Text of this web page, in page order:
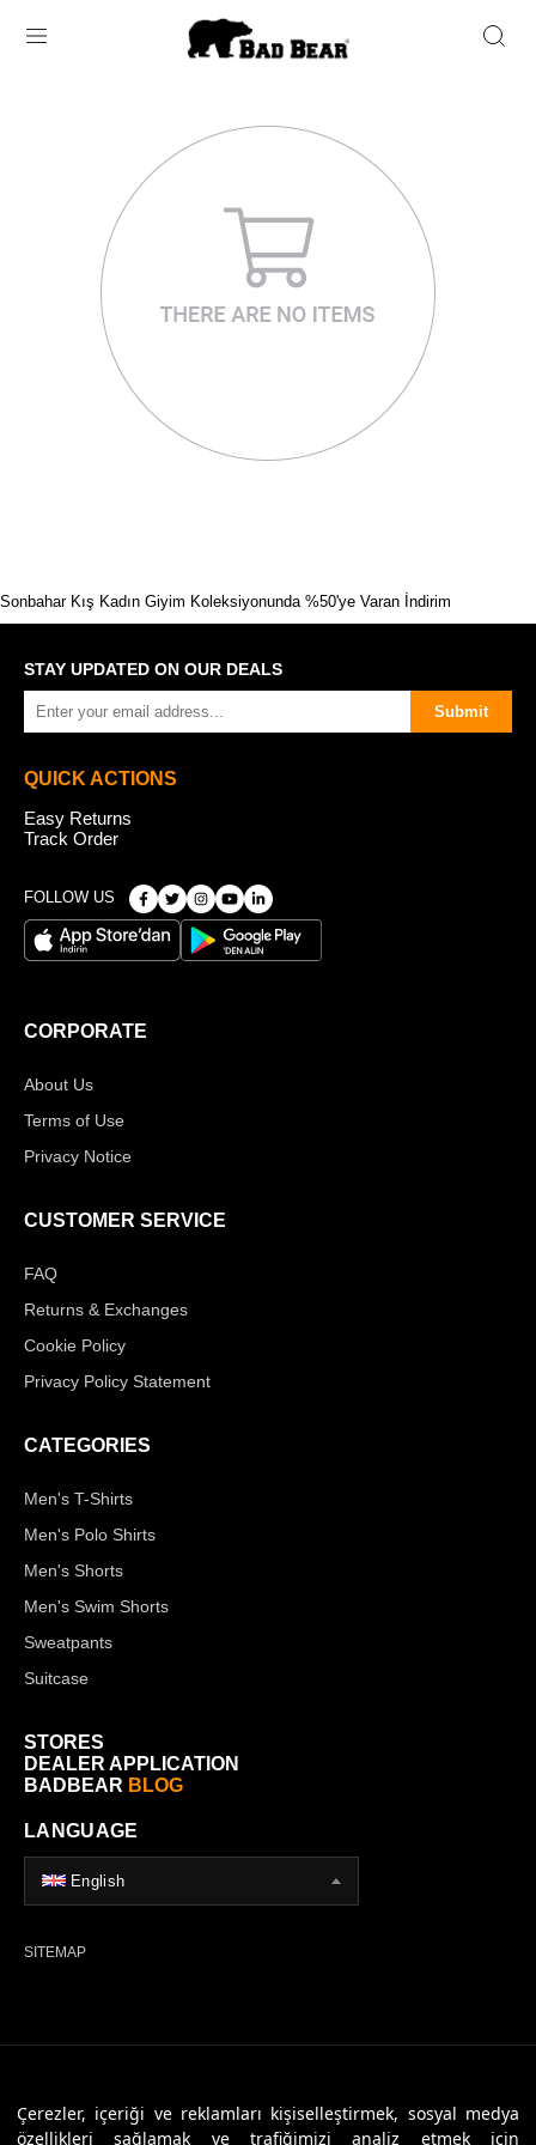
Çerezler, içeriği ve reklamları kişiselleştirmek, sosyal medya
özellikleri sağlamak ve trafiğimizi analiz etmek için
Sonbahar Kış Kadın Giyim Koleksiyonunda %50'ye Varan İndirim
STAY UPDATED ON OUR DEALS
Submit
QUICK ACTIONS
Easy Returns
Track Order
FOLLOW US
CORPORATE
About Us
Terms of Use
Privacy Notice
CUSTOMER SERVICE
FAQ
Returns & Exchanges
Cookie Policy
Privacy Policy Statement
CATEGORIES
Men's T-Shirts
Men's Polo Shirts
Men's Shorts
Men's Swim Shorts
Sweatpants
Suitcase
STORES
DEALER APPLICATION
BADBEAR BLOG
LANGUAGE
English
SITEMAP